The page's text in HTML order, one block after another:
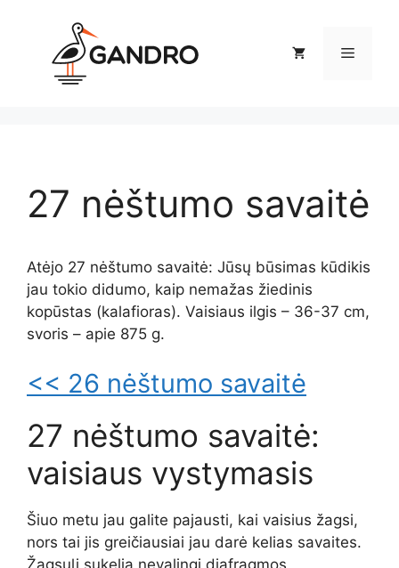
Meniu
27 nėštumo savaitė
Atėjo 27 nėštumo savaitė: Jūsų būsimas kūdikis
jau tokio didumo, kaip nemažas žiedinis
kopūstas (kalafioras). Vaisiaus ilgis – 36-37 cm,
svoris – apie 875 g.
<< 26 nėštumo savaitė
27 nėštumo savaitė:
vaisiaus vystymasis
Šiuo metu jau galite pajausti, kai vaisius žagsi,
nors tai jis greičiausiai jau darė kelias savaites.
Žagsulį sukelia nevalingi diafragmos